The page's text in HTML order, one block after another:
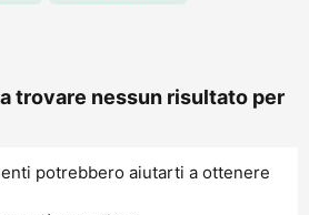
trovare nessun risultato per
potrebbero aiutarti a ottenere